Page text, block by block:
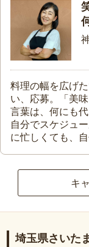
料理の幅を広げ
い、応募。「美
言葉は、何にも
自分でスケジュ
に忙しくても、
キ
埼玉県さいた